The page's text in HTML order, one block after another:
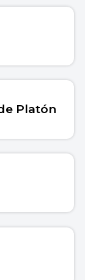
Platón